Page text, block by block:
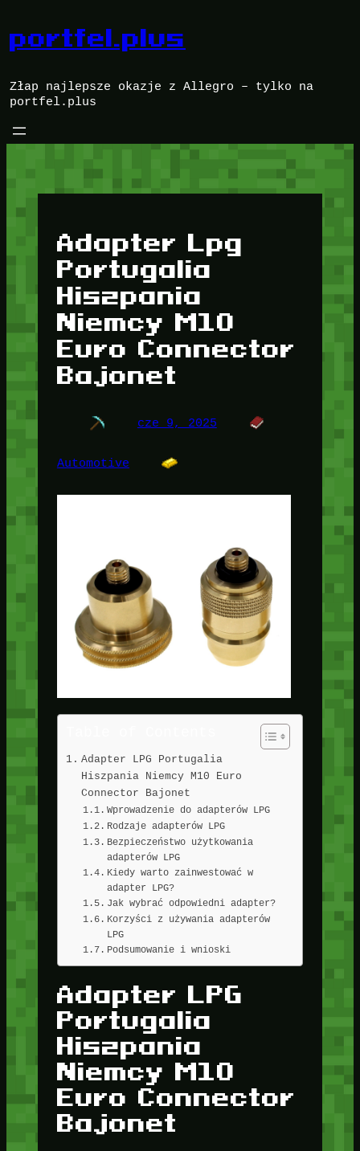
treści
portfel.plus
Złap najlepsze okazje z Allegro – tylko na
portfel.plus
Adapter Lpg
Portugalia
Hiszpania
Niemcy M10
Euro Connector
Bajonet
cze 9, 2025
Automotive
Adapter LPG Portugalia
Hiszpania Niemcy M10 Euro
Connector Bajonet
Wprowadzenie do adapterów LPG
Rodzaje adapterów LPG
Bezpieczeństwo użytkowania
adapterów LPG
Kiedy warto zainwestować w
adapter LPG?
Jak wybrać odpowiedni adapter?
Korzyści z używania adapterów
LPG
Podsumowanie i wnioski
Adapter LPG
Portugalia
Hiszpania
Niemcy M10
Euro Connector
Bajonet